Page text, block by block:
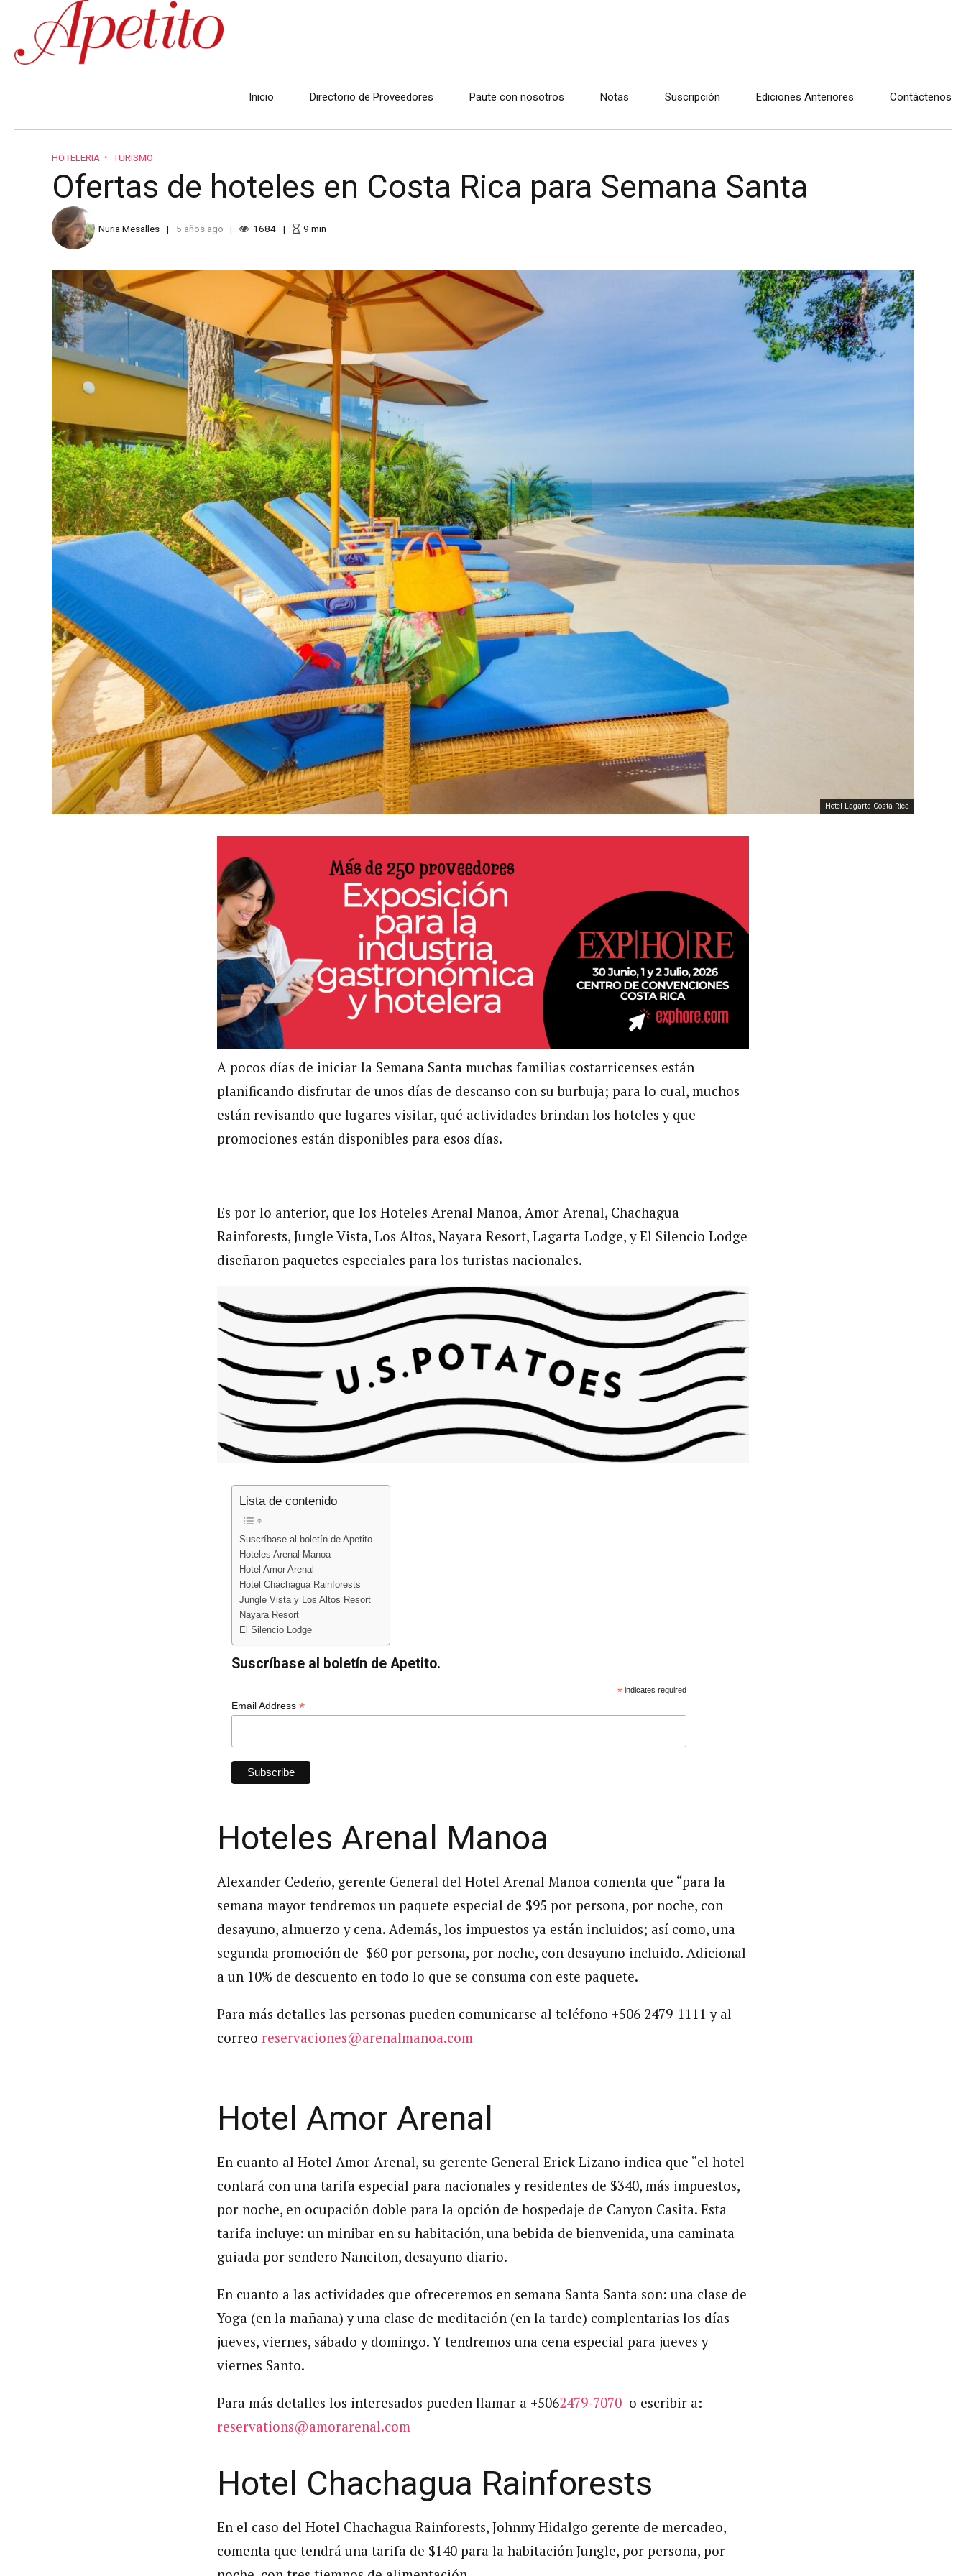
Inicio Directorio de Proveedores Paute con nosotros Notas Suscripción Ediciones Anteriores Contáctenos
HOTELERIA TURISMO
Ofertas de hoteles en Costa Rica para Semana Santa
Nuria Mesalles 5 años ago 1684 9 min
Hotel Lagarta Costa Rica
A pocos días de iniciar la Semana Santa muchas familias costarricenses están
planificando disfrutar de unos días de descanso con su burbuja; para lo cual, muchos
están revisando que lugares visitar, qué actividades brindan los hoteles y que
promociones están disponibles para esos días.
Es por lo anterior, que los Hoteles Arenal Manoa, Amor Arenal, Chachagua
Rainforests, Jungle Vista, Los Altos, Nayara Resort, Lagarta Lodge, y El Silencio Lodge
diseñaron paquetes especiales para los turistas nacionales.
Lista de contenido
Suscríbase al boletín de Apetito.
Hoteles Arenal Manoa
Hotel Amor Arenal
Hotel Chachagua Rainforests
Jungle Vista y Los Altos Resort
Nayara Resort
El Silencio Lodge
Suscríbase al boletín de Apetito.
*indicates required
Email Address *
Hoteles Arenal Manoa
Alexander Cedeño, gerente General del Hotel Arenal Manoa comenta que “para la
semana mayor tendremos un paquete especial de $95 por persona, por noche, con
desayuno, almuerzo y cena. Además, los impuestos ya están incluidos; así como, una
segunda promoción de $60 por persona, por noche, con desayuno incluido. Adicional
a un 10% de descuento en todo lo que se consuma con este paquete.
Para más detalles las personas pueden comunicarse al teléfono +506 2479-1111 y al
correo reservaciones@arenalmanoa.com
Hotel Amor Arenal
En cuanto al Hotel Amor Arenal, su gerente General Erick Lizano indica que “el hotel
contará con una tarifa especial para nacionales y residentes de $340, más impuestos,
por noche, en ocupación doble para la opción de hospedaje de Canyon Casita. Esta
tarifa incluye: un minibar en su habitación, una bebida de bienvenida, una caminata
guiada por sendero Nanciton, desayuno diario.
En cuanto a las actividades que ofreceremos en semana Santa Santa son: una clase de
Yoga (en la mañana) y una clase de meditación (en la tarde) complentarias los días
jueves, viernes, sábado y domingo. Y tendremos una cena especial para jueves y
viernes Santo.
Para más detalles los interesados pueden llamar a +5062479-7070 o escribir a:
reservations@amorarenal.com
Hotel Chachagua Rainforests
En el caso del Hotel Chachagua Rainforests, Johnny Hidalgo gerente de mercadeo,
comenta que tendrá una tarifa de $140 para la habitación Jungle, por persona, por